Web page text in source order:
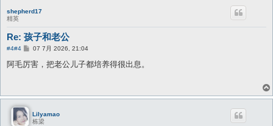
shepherd17
精英
Re: 孩子和老公
#4#4
帖
07 7月 2026, 21:04
阿毛厉害，把老公儿子都培养得很出息。
Lilyamao
栋梁